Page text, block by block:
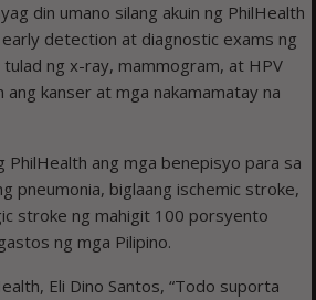
din umano silang akuin ng PhilHealth
detection at diagnostic exams ng
ng x-ray, mammogram, at HPV
ang kanser at mga nakamamatay na
PhilHealth ang mga benepisyo para sa
pneumonia, biglaang ischemic stroke,
stroke ng mahigit 100 porsyento
ng mga Pilipino.
Eli Dino Santos, “Todo suporta